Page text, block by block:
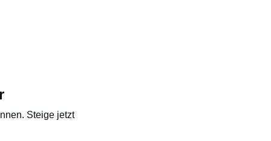
Steige jetzt